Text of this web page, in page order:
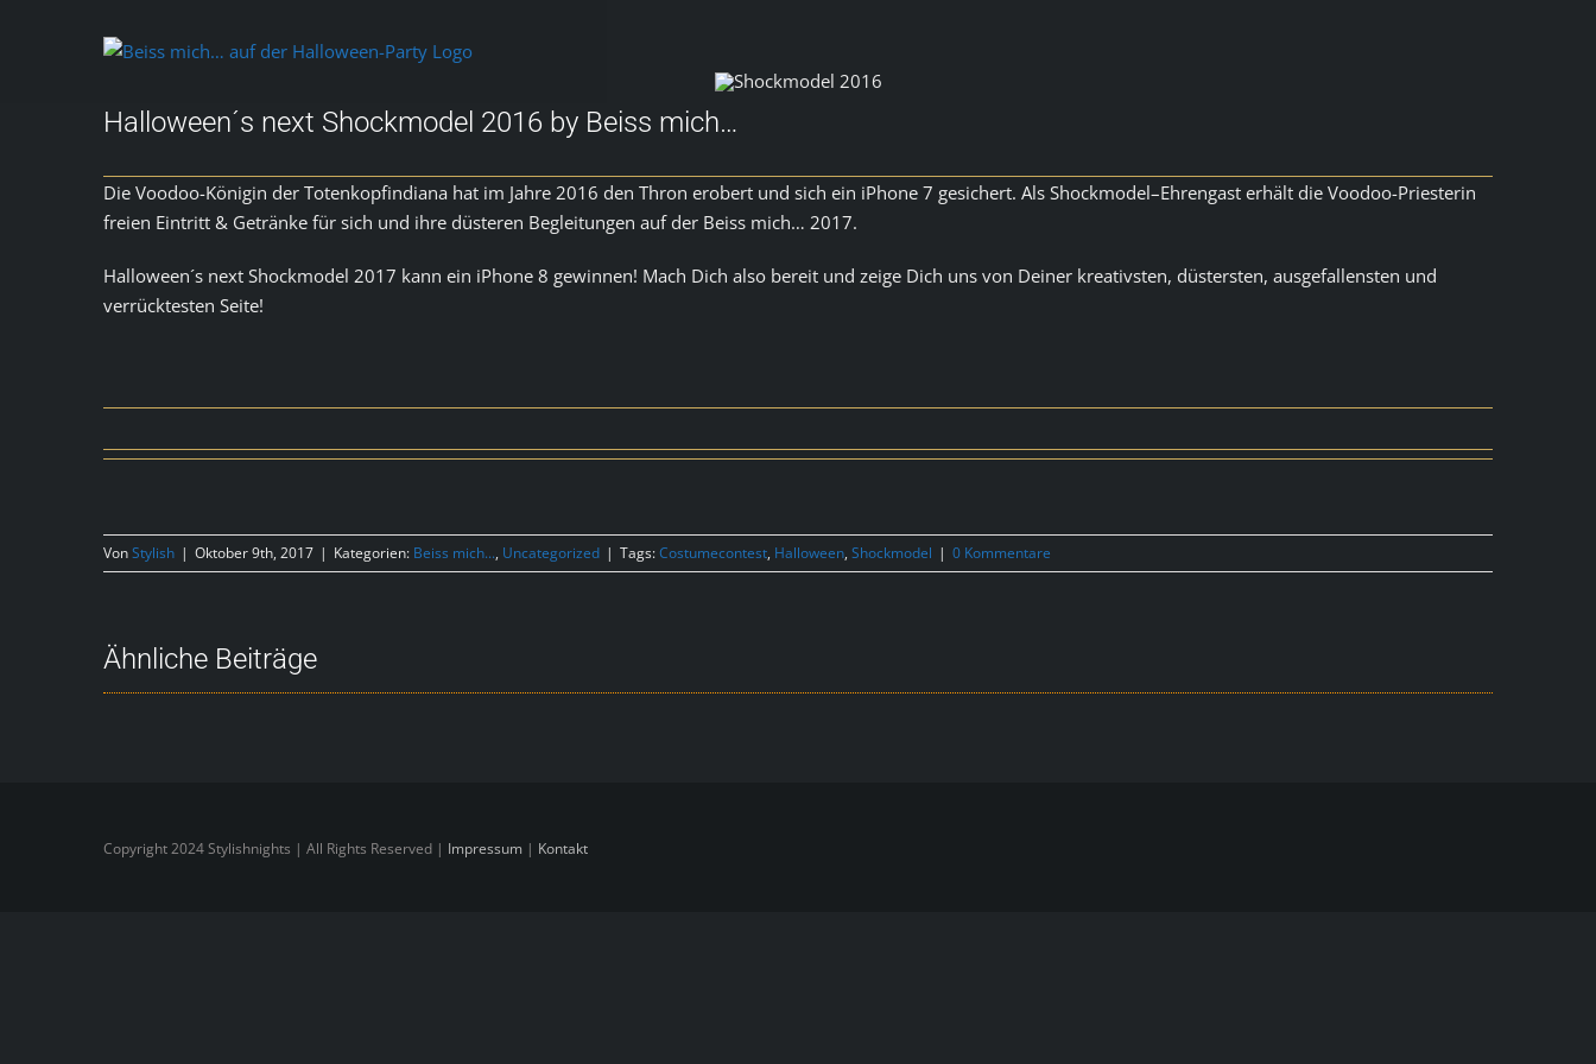
Halloween´s next Shockmodel 2016 by Beiss mich…
Die Voodoo-Königin der Totenkopfindiana hat im Jahre 2016 den Thron erobert und sich ein iPhone 7 gesichert. Als Shockmodel–Ehrengast erhält die Voodoo-Priesterin
freien Eintritt & Getränke für sich und ihre düsteren Begleitungen auf der Beiss mich… 2017.
Halloween´s next Shockmodel 2017 kann ein iPhone 8 gewinnen! Mach Dich also bereit und zeige Dich uns von Deiner kreativsten, düstersten, ausgefallensten und
verrücktesten Seite!
VonStylish | Oktober 9th, 2017 | Kategorien: Beiss mich..., Uncategorized | Tags:Costumecontest, Halloween, Shockmodel | 0 Kommentare
Ähnliche Beiträge
Copyright 2024 Stylishnights | All Rights Reserved | Impressum | Kontakt